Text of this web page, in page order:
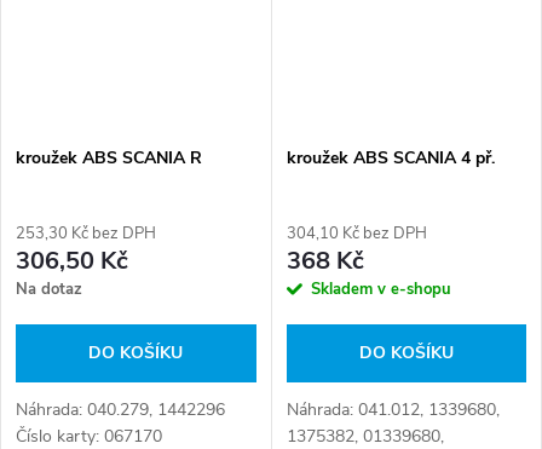
kroužek ABS SCANIA R
253,30 Kč bez DPH
306,50 Kč
Na dotaz
DO KOŠÍKU
Náhrada: 040.279, 1442296
Číslo karty: 067170
kroužek ABS SCANIA 4 př.
304,10 Kč bez DPH
368 Kč
Skladem v e-shopu
DO KOŠÍKU
Náhrada: 041.012, 1339680,
1375382, 01339680,